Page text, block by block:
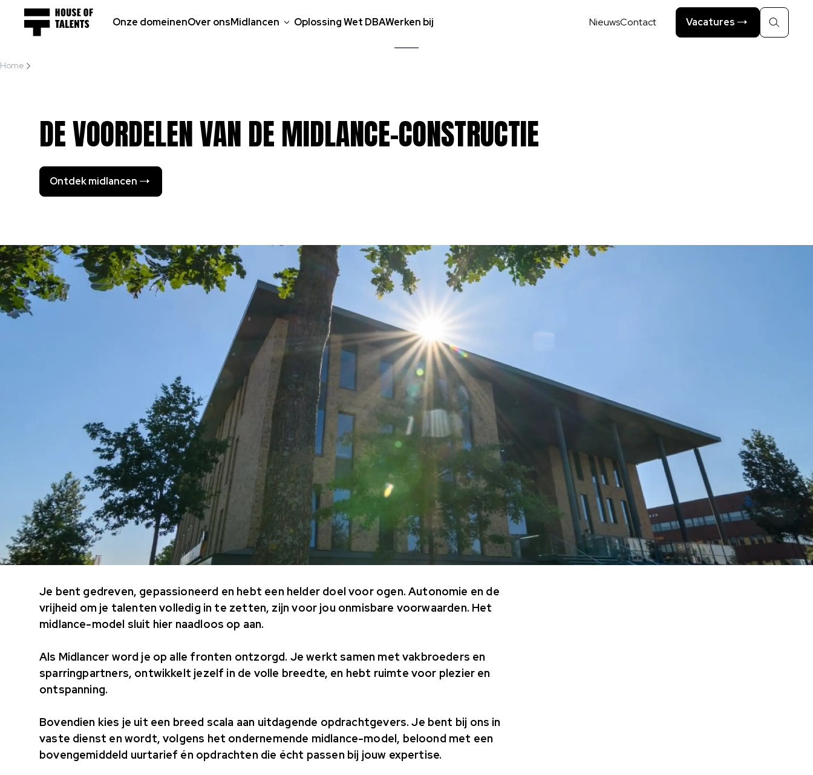
Vacatures
Zoeken
Onze domeinenOver onsMidlancen Oplossing Wet DBAWerken bij NieuwsContact
Home
DEVOORDELENVANDEMIDLANCE-CONSTRUCTIE
Ontdek midlancen
Je bent gedreven, gepassioneerd en hebt een helder doel voor ogen. Autonomie en de
vrijheid om je talenten volledig in te zetten, zijn voor jou onmisbare voorwaarden. Het
midlance-model sluit hier naadloos op aan.
Als Midlancer word je op alle fronten ontzorgd. Je werkt samen met vakbroeders en
sparringpartners, ontwikkelt jezelf in de volle breedte, en hebt ruimte voor plezier en
ontspanning.
Bovendien kies je uit een breed scala aan uitdagende opdrachtgevers. Je bent bij ons in
vaste dienst en wordt, volgens het ondernemende midlance-model, beloond met een
bovengemiddeld uurtarief én opdrachten die écht passen bij jouw expertise.